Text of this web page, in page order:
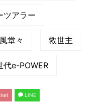
ツアラー
堂々 救世主
代e-POWER
LINE